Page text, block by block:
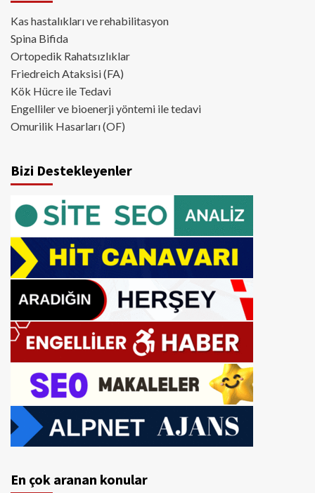
Kas hastalıkları ve rehabilitasyon
Spina Bifida
Ortopedik Rahatsızlıklar
Friedreich Ataksisi (FA)
Kök Hücre ile Tedavi
Engelliler ve bioenerji yöntemi ile tedavi
Omurilik Hasarları (OF)
Bizi Destekleyenler
En çok aranan konular